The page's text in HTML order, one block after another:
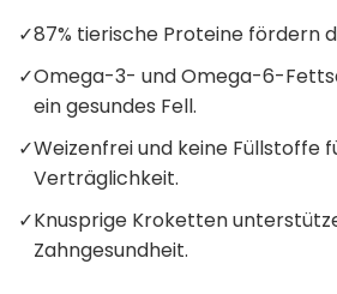
✓87% tierische Proteine fördern
✓Omega-3- und Omega-6-
ein gesundes Fell.
✓Weizenfrei und keine Füllstoffe
Verträglichkeit.
✓Knusprige Kroketten
Zahngesundheit.